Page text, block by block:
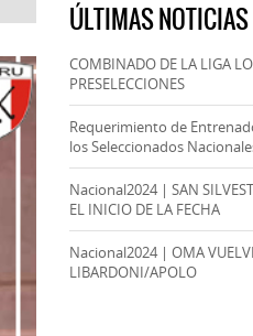
ÚLTIMAS NOTICIAS
COMBINADO DE LA LIGA
PRESELECCIONES
Requerimiento de
los Seleccionados
Nacional2024 | SAN
EL INICIO DE LA FECHA
Nacional2024 | OMA
LIBARDONI/APOLO